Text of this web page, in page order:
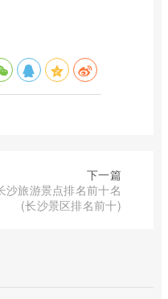
下一篇
沙旅游景点排名前十名
(长沙景区排名前十)